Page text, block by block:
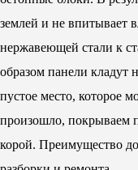
землей и не впитывает
нержавеющей стали к
образом панели кладут
пустое место, которое
произошло, покрываем
корой. Преимущество